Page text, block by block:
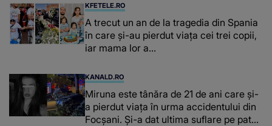
KFETELE.RO
A trecut un an de la tragedia din Spania
în care și-au pierdut viața cei trei copii,
iar mama lor a…
KANALD.RO
Miruna este tânăra de 21 de ani care și-
a pierdut viața în urma accidentului din
Focșani. Și-a dat ultima suflare pe patul